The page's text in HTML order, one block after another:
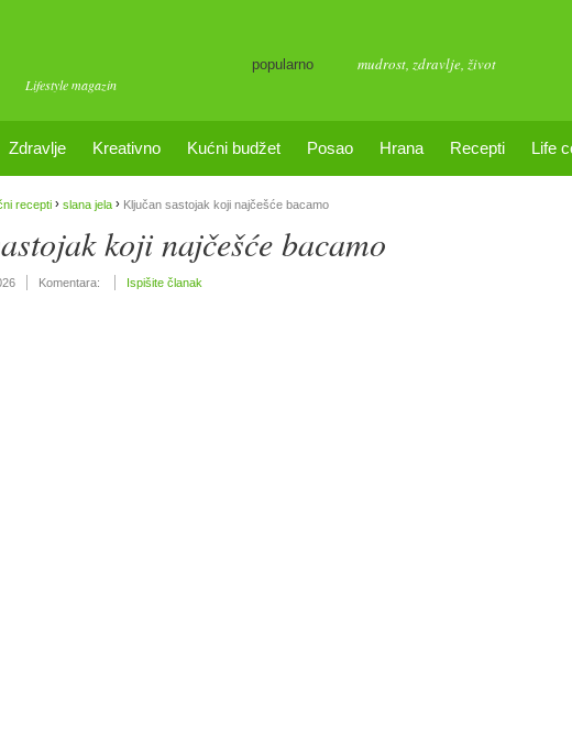
Lifestyle magazin
popularno mudrost, zdravlje, život
Zdravlje Kreativno Kućni budžet Posao Hrana Recepti Life
recepti › slana jela › Ključan sastojak koji najčešće bacamo
koji najčešće bacamo
Komentara: Ispišite članak